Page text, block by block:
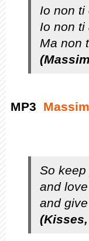
Io non ti
Io non ti
Ma non
MP3
So
and
and
(Kisses,